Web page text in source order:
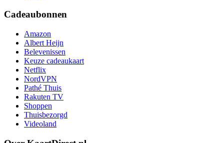
Cadeaubonnen
Amazon
Albert Heijn
Belevenissen
Keuze cadeaukaart
Netflix
NordVPN
Pathé Thuis
Rakuten TV
Shoppen
Thuisbezorgd
Videoland